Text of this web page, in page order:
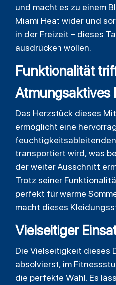
und macht es zu einem
Miami Heat wider und
in der Freizeit – dieses
ausdrücken wollen.
Funktionalität
Atmungsaktives
Das Herzstück dieses
ermöglicht eine
transportiert wird, was
der weiter Ausschnitt
Trotz seiner
perfekt für warme
macht dieses
Vielseitiger
Die Vielseitigkeit dieses
absolvierst, im
die perfekte Wahl. Es